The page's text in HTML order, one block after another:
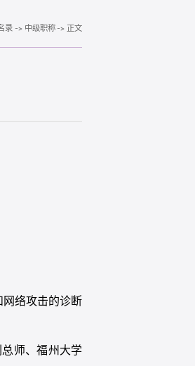
录 -> 中级职称 -> 正文
络攻击的诊断
师、福州大学